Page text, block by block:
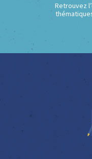
Retrouvez